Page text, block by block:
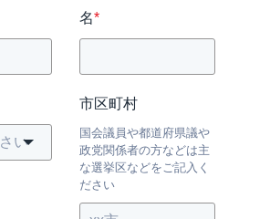
名*
市区町村
国会議員や都道府県議や
政党関係者の方などは主
な選挙区などをご記入く
ださい